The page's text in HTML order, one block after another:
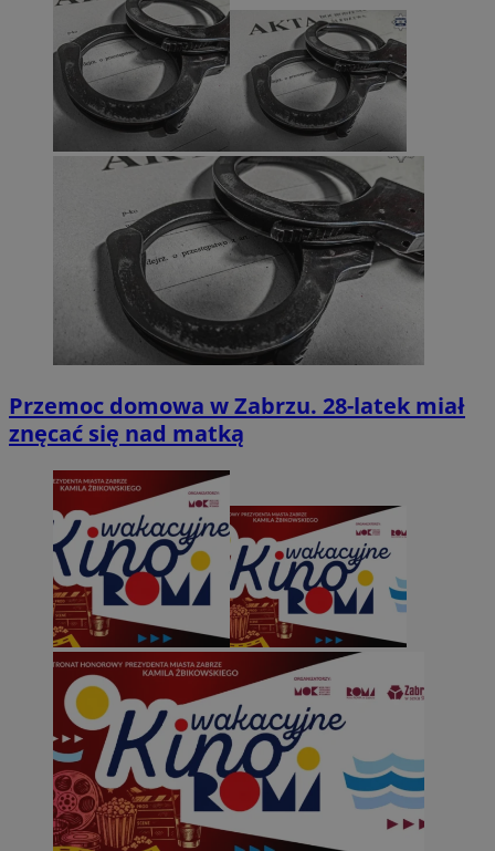
Przemoc domowa w Zabrzu. 28-latek miał
znęcać się nad matką